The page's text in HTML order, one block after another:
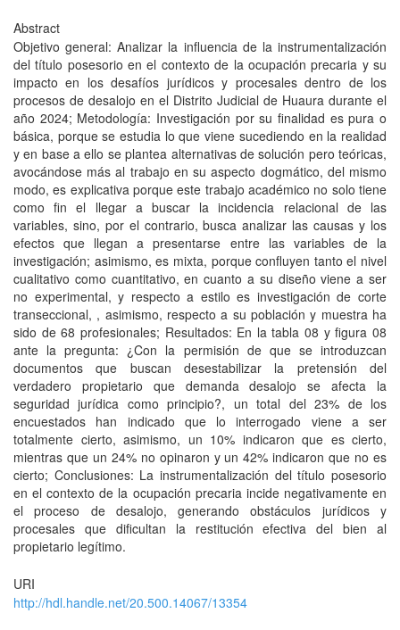
Abstract
Objetivo general: Analizar la influencia de la instrumentalización
del título posesorio en el contexto de la ocupación precaria y su
impacto en los desafíos jurídicos y procesales dentro de los
procesos de desalojo en el Distrito Judicial de Huaura durante el
año 2024; Metodología: Investigación por su finalidad es pura o
básica, porque se estudia lo que viene sucediendo en la realidad
y en base a ello se plantea alternativas de solución pero teóricas,
avocándose más al trabajo en su aspecto dogmático, del mismo
modo, es explicativa porque este trabajo académico no solo tiene
como fin el llegar a buscar la incidencia relacional de las
variables, sino, por el contrario, busca analizar las causas y los
efectos que llegan a presentarse entre las variables de la
investigación; asimismo, es mixta, porque confluyen tanto el nivel
cualitativo como cuantitativo, en cuanto a su diseño viene a ser
no experimental, y respecto a estilo es investigación de corte
transeccional, , asimismo, respecto a su población y muestra ha
sido de 68 profesionales; Resultados: En la tabla 08 y figura 08
ante la pregunta: ¿Con la permisión de que se introduzcan
documentos que buscan desestabilizar la pretensión del
verdadero propietario que demanda desalojo se afecta la
seguridad jurídica como principio?, un total del 23% de los
encuestados han indicado que lo interrogado viene a ser
totalmente cierto, asimismo, un 10% indicaron que es cierto,
mientras que un 24% no opinaron y un 42% indicaron que no es
cierto; Conclusiones: La instrumentalización del título posesorio
en el contexto de la ocupación precaria incide negativamente en
el proceso de desalojo, generando obstáculos jurídicos y
procesales que dificultan la restitución efectiva del bien al
propietario legítimo.
URI
http://hdl.handle.net/20.500.14067/13354